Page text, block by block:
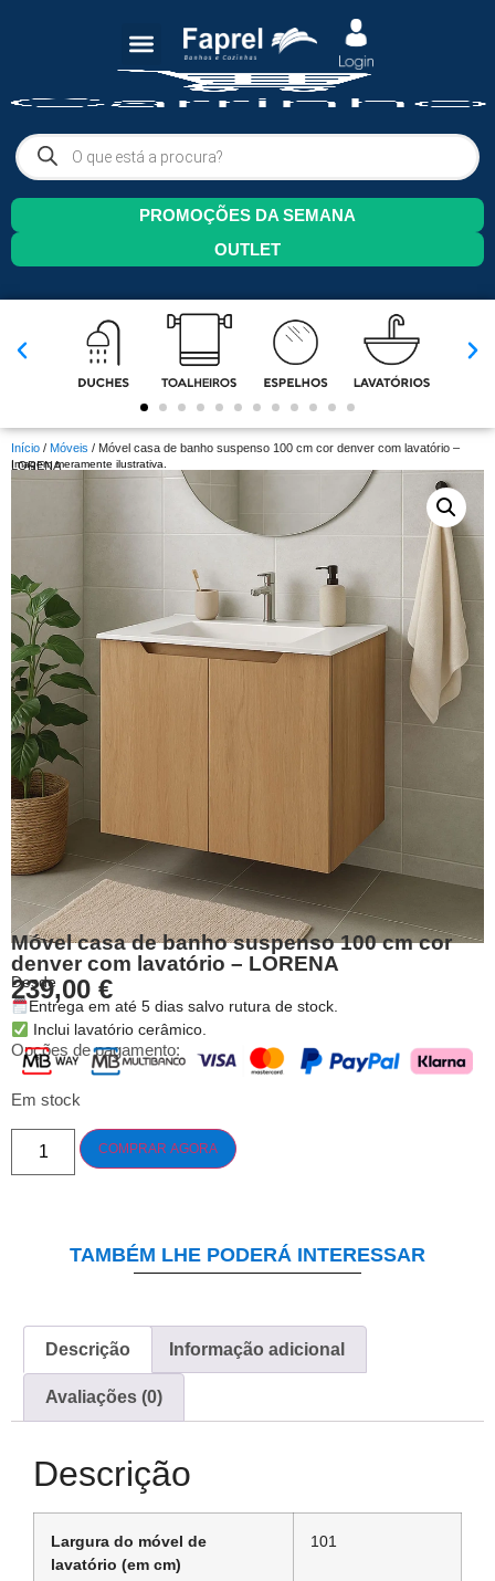
PROMOÇÕES DA SEMANA
OUTLET
Início / Móveis / Móvel casa de banho suspenso 100 cm cor denver com lavatório –
LORENA
Imagem meramente ilustrativa.
Móvel casa de banho suspenso 100 cm cor
denver com lavatório – LORENA
Desde
239,00 €
Entrega em até 5 dias salvo rutura de stock.
Inclui lavatório cerâmico.
Opções de pagamento:
Em stock
COMPRAR AGORA
TAMBÉM LHE PODERÁ INTERESSAR
Descrição Informação adicional
Avaliações (0)
Descrição
Largura do móvel de
lavatório (em cm)
101